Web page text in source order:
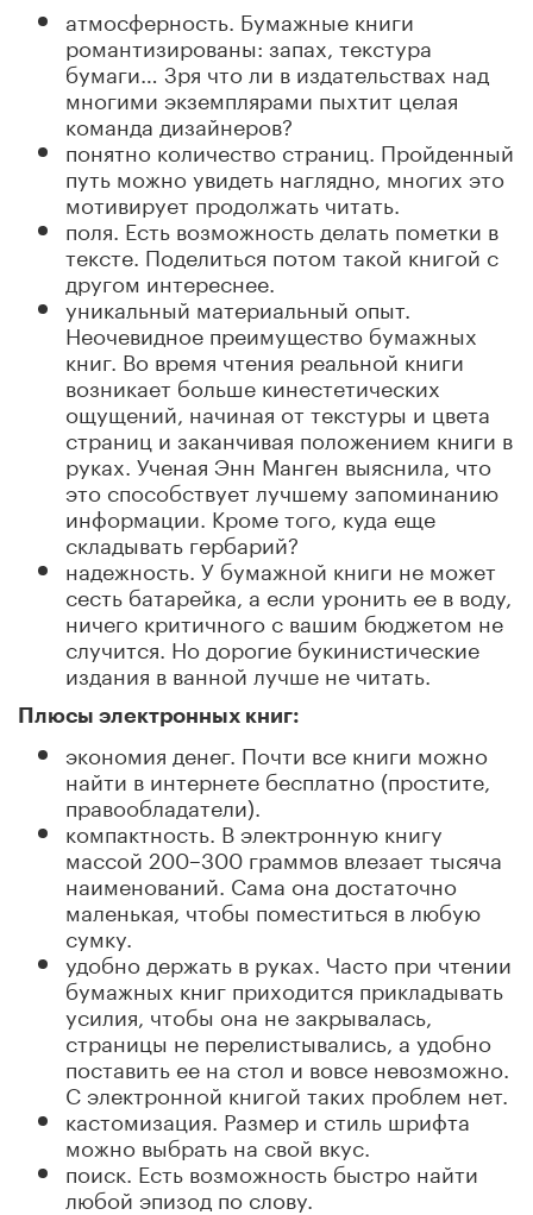
атмосферность. Бумажные книги
романтизированы: запах, текстура
бумаги… Зря что ли в издательствах над
многими экземплярами пыхтит целая
команда дизайнеров?
понятно количество страниц. Пройденный
путь можно увидеть наглядно, многих это
мотивирует продолжать читать.
поля. Есть возможность делать пометки в
тексте. Поделиться потом такой книгой с
другом интереснее.
уникальный материальный опыт.
Неочевидное преимущество бумажных
книг. Во время чтения реальной книги
возникает больше кинестетических
ощущений, начиная от текстуры и цвета
страниц и заканчивая положением книги в
руках. Ученая Энн Манген выяснила, что
это способствует лучшему запоминанию
информации. Кроме того, куда еще
складывать гербарий?
надежность. У бумажной книги не может
сесть батарейка, а если уронить ее в воду,
ничего критичного с вашим бюджетом не
случится. Но дорогие букинистические
издания в ванной лучше не читать.
Плюсы электронных книг:
экономия денег. Почти все книги можно
найти в интернете бесплатно (простите,
правообладатели).
компактность. В электронную книгу
массой 200–300 граммов влезает тысяча
наименований. Сама она достаточно
маленькая, чтобы поместиться в любую
сумку.
удобно держать в руках. Часто при чтении
бумажных книг приходится прикладывать
усилия, чтобы она не закрывалась,
страницы не перелистывались, а удобно
поставить ее на стол и вовсе невозможно.
С электронной книгой таких проблем нет.
кастомизация. Размер и стиль шрифта
можно выбрать на свой вкус.
поиск. Есть возможность быстро найти
любой эпизод по слову.